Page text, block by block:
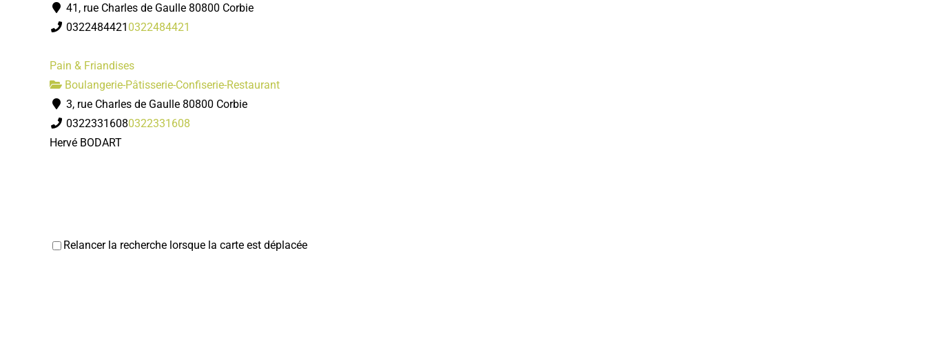
41, rue Charles de Gaulle 80800 Corbie
0322484421 0322484421
Pain & Friandises
Boulangerie-Pâtisserie-Confiserie-Restaurant
3, rue Charles de Gaulle 80800 Corbie
03223316080322331608
Hervé BODART
Relancer la recherche lorsque la carte est déplacée